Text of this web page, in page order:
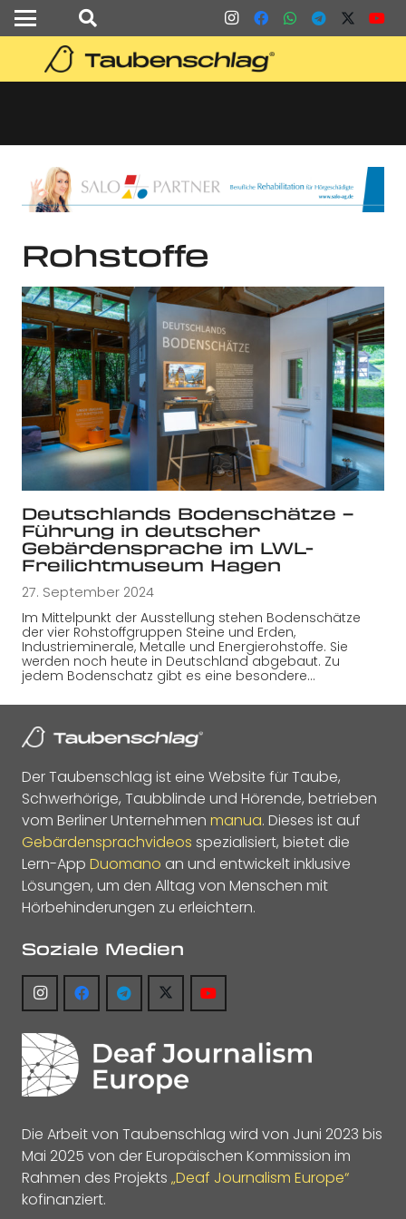
Rohstoffe
Deutschlands Bodenschätze –
Führung in deutscher
Gebärdensprache im LWL-
Freilichtmuseum Hagen
27. September 2024
Im Mittelpunkt der Ausstellung stehen Bodenschätze
der vier Rohstoffgruppen Steine und Erden,
Industrieminerale, Metalle und Energierohstoffe. Sie
werden noch heute in Deutschland abgebaut. Zu
jedem Bodenschatz gibt es eine besondere…
Der Taubenschlag ist eine Website für Taube,
Schwerhörige, Taubblinde und Hörende, betrieben
vom Berliner Unternehmen manua. Dieses ist auf
Gebärdensprachvideos spezialisiert, bietet die
Lern-App Duomano an und entwickelt inklusive
Lösungen, um den Alltag von Menschen mit
Hörbehinderungen zu erleichtern.
Soziale Medien
Die Arbeit von Taubenschlag wird von Juni 2023 bis
Mai 2025 von der Europäischen Kommission im
Rahmen des Projekts „Deaf Journalism Europe“
kofinanziert.